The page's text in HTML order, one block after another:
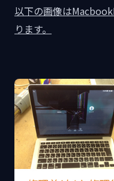
以下の画像は
ります。